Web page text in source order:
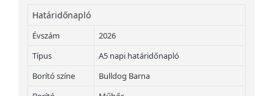
Határidőnapló
Évszám
2026
Típus
A5 napi határidőnapló
Borító színe
Bulldog Barna